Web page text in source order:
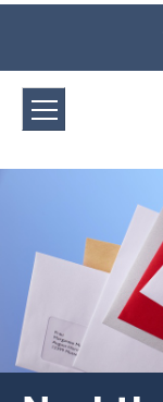
Landgericht
Direkt zum Inhalt
Leichte
und